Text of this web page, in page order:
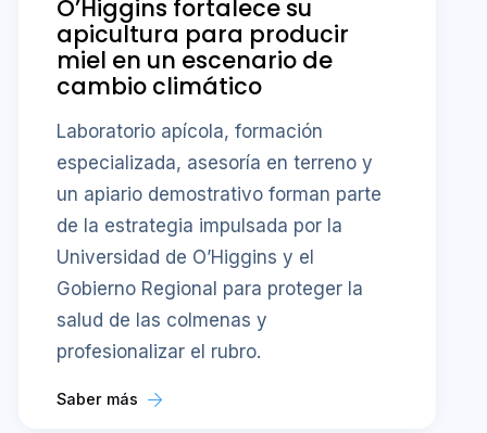
O’Higgins fortalece su
apicultura para producir
miel en un escenario de
cambio climático
Laboratorio apícola, formación
especializada, asesoría en terreno y
un apiario demostrativo forman parte
de la estrategia impulsada por la
Universidad de O’Higgins y el
Gobierno Regional para proteger la
salud de las colmenas y
profesionalizar el rubro.
Saber más